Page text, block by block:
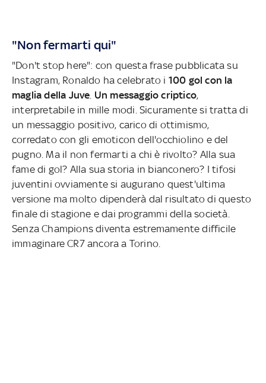
"Non fermarti qui"
"Don't stop here": con questa frase pubblicata su
Instagram, Ronaldo ha celebrato i 100 gol con la
maglia della Juve Un messaggio criptico,
interpretabile in mille modi. Sicuramente si tratta di
un messaggio positivo, carico di ottimismo,
corredato con gli emoticon dell'occhiolino e del
pugno. Ma il non fermarti a chi è rivolto? Alla sua
fame di gol? Alla sua storia in bianconero? I tifosi
juventini ovviamente si augurano quest'ultima
versione ma molto dipenderà dal risultato di questo
finale di stagione e dai programmi della società.
Senza Champions diventa estremamente difficile
immaginare CR7 ancora a Torino.